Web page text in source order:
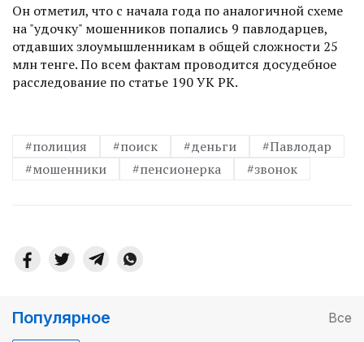
Он отметил, что с начала года по аналогичной схеме
на "удочку" мошенников попались 9 павлодарцев,
отдавших злоумышленникам в общей сложности 25
млн тенге. По всем фактам проводится досудебное
расследование по статье 190 УК РК.
#полиция #поиск #деньги
#Павлодар
#мошенники
#пенсионерка #звонок
Популярное Все